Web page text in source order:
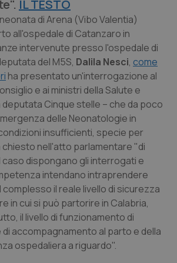
Giulia
& coronaropatie
IL TESTO
di Arena (Vibo Valentia)
all'ospedale di Catanzaro in
intervenute presso l'ospedale di
del M5S, Dalila Nesci, come
ha presentato un'interrogazione al
e ai ministri della Salute e
deputata Cinque stelle – che da poco
delle Neonatologie in
insufficienti, specie per
chiesto nell'atto parlamentare "di
caso dispongano gli interrogati e
intendano intraprendere
il reale livello di sicurezza
in cui si può partorire in Calabria,
il livello di funzionamento di
accompagnamento al parto e della
ospedaliera a riguardo".